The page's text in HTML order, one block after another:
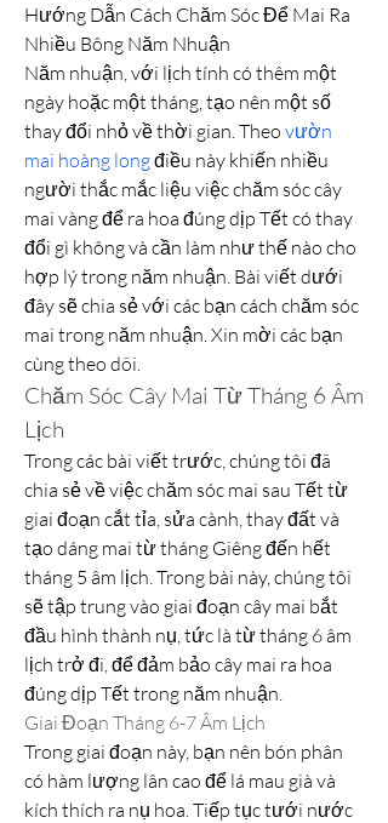
Hướng Dẫn Cách Chăm Sóc Để Mai Ra
Nhiều Bông Năm Nhuận
Năm nhuận, với lịch tính có thêm một
ngày hoặc một tháng, tạo nên một số
thay đổi nhỏ về thời gian. Theo vườn
mai hoàng long điều này khiến nhiều
người thắc mắc liệu việc chăm sóc cây
mai vàng để ra hoa đúng dịp Tết có thay
đổi gì không và cần làm như thế nào cho
hợp lý trong năm nhuận. Bài viết dưới
đây sẽ chia sẻ với các bạn cách chăm sóc
mai trong năm nhuận. Xin mời các bạn
cùng theo dõi.
Chăm Sóc Cây Mai Từ Tháng 6 Âm
Lịch
Trong các bài viết trước, chúng tôi đã
chia sẻ về việc chăm sóc mai sau Tết từ
giai đoạn cắt tỉa, sửa cành, thay đất và
tạo dáng mai từ tháng Giêng đến hết
tháng 5 âm lịch. Trong bài này, chúng tôi
sẽ tập trung vào giai đoạn cây mai bắt
đầu hình thành nụ, tức là từ tháng 6 âm
lịch trở đi, để đảm bảo cây mai ra hoa
đúng dịp Tết trong năm nhuận.
Giai Đoạn Tháng 6-7 Âm Lịch
Trong giai đoạn này, bạn nên bón phân
có hàm lượng lân cao để lá mau già và
kích thích ra nụ hoa. Tiếp tục tưới nước